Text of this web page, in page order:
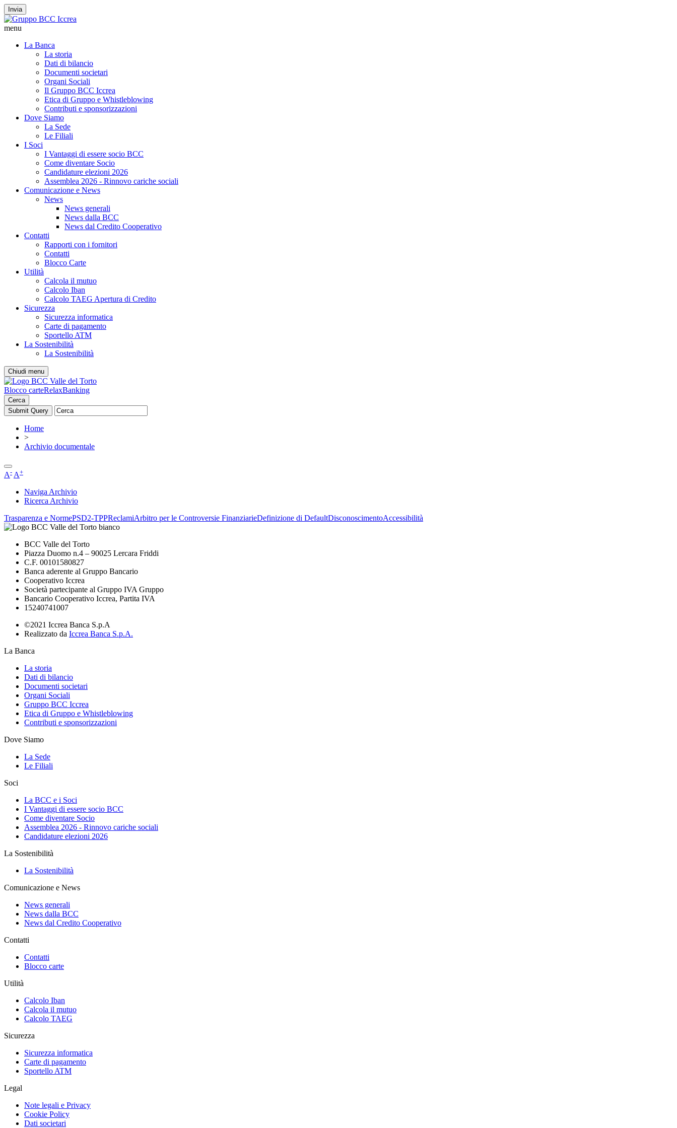
Invia
menu
La Banca
La storia
Dati di bilancio
Documenti societari
Organi Sociali
Il Gruppo BCC Iccrea
Etica di Gruppo e Whistleblowing
Contributi e sponsorizzazioni
Dove Siamo
La Sede
Le Filiali
I Soci
I Vantaggi di essere socio BCC
Come diventare Socio
Candidature elezioni 2026
Assemblea 2026 - Rinnovo cariche sociali
Comunicazione e News
News
News generali
News dalla BCC
News dal Credito Cooperativo
Contatti
Rapporti con i fornitori
Contatti
Blocco Carte
Utilità
Calcola il mutuo
Calcolo Iban
Calcolo TAEG Apertura di Credito
Sicurezza
Sicurezza informatica
Carte di pagamento
Sportello ATM
La Sostenibilità
La Sostenibilità
Chiudi menu
Blocco carteRelaxBanking
Cerca
Home
>
Archivio documentale
A- A+
Naviga Archivio
Ricerca Archivio
Trasparenza e NormePSD2-TPPReclamiArbitro per le Controversie FinanziarieDefinizione di DefaultDisconoscimentoAccessibilità
BCC Valle del Torto
Piazza Duomo n.4 – 90025 Lercara Friddi
C.F. 00101580827
Banca aderente al Gruppo Bancario
Cooperativo Iccrea
Società partecipante al Gruppo IVA Gruppo
Bancario Cooperativo Iccrea, Partita IVA
15240741007
©2021 Iccrea Banca S.p.A
Realizzato da Iccrea Banca S.p.A.
La Banca
La storia
Dati di bilancio
Documenti societari
Organi Sociali
Gruppo BCC Iccrea
Etica di Gruppo e Whistleblowing
Contributi e sponsorizzazioni
Dove Siamo
La Sede
Le Filiali
Soci
La BCC e i Soci
I Vantaggi di essere socio BCC
Come diventare Socio
Assemblea 2026 - Rinnovo cariche sociali
Candidature elezioni 2026
La Sostenibilità
La Sostenibilità
Comunicazione e News
News generali
News dalla BCC
News dal Credito Cooperativo
Contatti
Contatti
Blocco carte
Utilità
Calcolo Iban
Calcola il mutuo
Calcolo TAEG
Sicurezza
Sicurezza informatica
Carte di pagamento
Sportello ATM
Legal
Note legali e Privacy
Cookie Policy
Dati societari